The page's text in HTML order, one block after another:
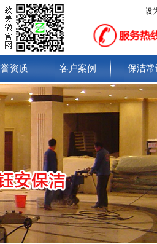
设
资质 客户案例 保洁常